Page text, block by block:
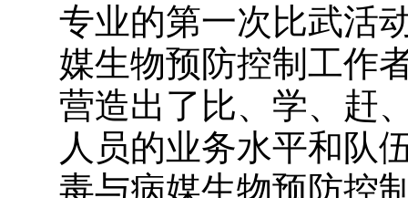
专业的第一次比武活
媒生物预防控制工作
营造出了比、学、赶
人员的业务水平和队
毒与病媒生物预防控